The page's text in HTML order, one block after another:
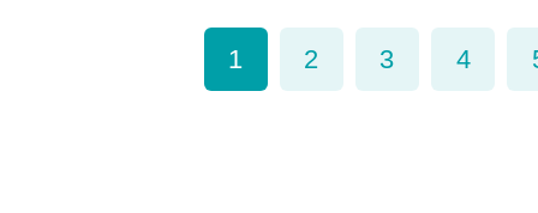
1 2 3 4